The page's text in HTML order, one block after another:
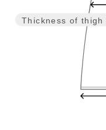
Thickness of thigh